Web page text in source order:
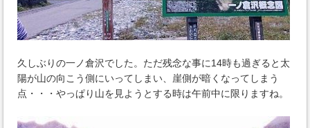
久しぶりの一ノ倉沢でした。ただ残念な事に14時も過ぎると太
陽が山の向こう側にいってしまい、崖側が暗くなってしまう
点・・・やっぱり山を見ようとする時は午前中に限りますね。